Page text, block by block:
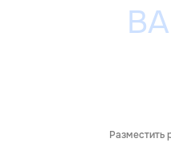
Разместить